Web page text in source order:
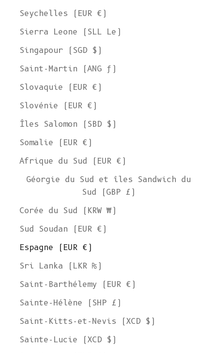
Seychelles (EUR €)
Sierra Leone (SLL Le)
Singapour (SGD $)
Saint-Martin (ANG ƒ)
Slovaquie (EUR €)
Slovénie (EUR €)
Îles Salomon (SBD $)
Somalie (EUR €)
Afrique du Sud (EUR €)
Géorgie du Sud et îles Sandwich du
Sud (GBP £)
Corée du Sud (KRW ₩)
Sud Soudan (EUR €)
Espagne (EUR €)
Sri Lanka (LKR ₨)
Saint-Barthélemy (EUR €)
Sainte-Hélène (SHP £)
Saint-Kitts-et-Nevis (XCD $)
Sainte-Lucie (XCD $)